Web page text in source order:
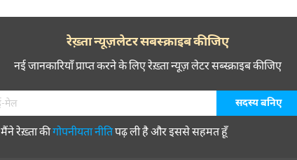
रेख़्ता न्यूज़लेटर सबस्क्राइब कीजिए
नई जानकारियाँ प्राप्त करने के लिए रेख़्ता न्यूज़ लेटर सब्स्क्राइब कीजिए
मैंने रेख़्ता कीगोपनीयता नीतिपढ़ ली है और इससे सहमत हूँ